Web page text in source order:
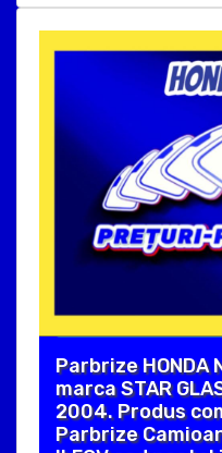
Parbrize HONDA
marca STAR
2004. Produs
Parbrize